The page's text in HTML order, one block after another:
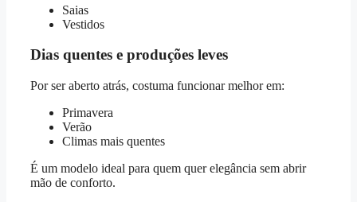
Saias
Vestidos
Dias quentes e produções leves
Por ser aberto atrás, costuma funcionar melhor em:
Primavera
Verão
Climas mais quentes
É um modelo ideal para quem quer elegância sem abrir
mão de conforto.